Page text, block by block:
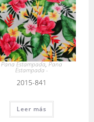
Pana Estampada,Pana
Estampada -
2015-841
Leer más